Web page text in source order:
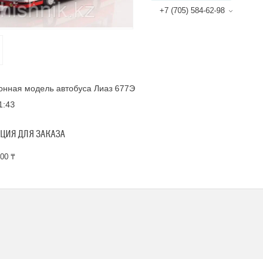
+7 (705) 584-62-98
модель автобуса Лиаз 677Э
ДЛЯ ЗАКАЗА
₸